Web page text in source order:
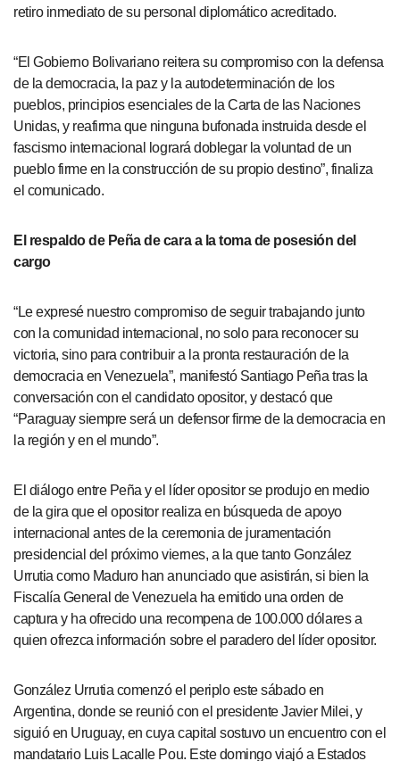
retiro inmediato de su personal diplomático acreditado.
“El Gobierno Bolivariano reitera su compromiso con la defensa
de la democracia, la paz y la autodeterminación de los
pueblos, principios esenciales de la Carta de las Naciones
Unidas, y reafirma que ninguna bufonada instruida desde el
fascismo internacional logrará doblegar la voluntad de un
pueblo firme en la construcción de su propio destino”, finaliza
el comunicado.
El respaldo de Peña de cara a la toma de posesión del
cargo
“Le expresé nuestro compromiso de seguir trabajando junto
con la comunidad internacional, no solo para reconocer su
victoria, sino para contribuir a la pronta restauración de la
democracia en Venezuela”, manifestó Santiago Peña tras la
conversación con el candidato opositor, y destacó que
“Paraguay siempre será un defensor firme de la democracia en
la región y en el mundo”.
El diálogo entre Peña y el líder opositor se produjo en medio
de la gira que el opositor realiza en búsqueda de apoyo
internacional antes de la ceremonia de juramentación
presidencial del próximo viernes, a la que tanto González
Urrutia como Maduro han anunciado que asistirán, si bien la
Fiscalía General de Venezuela ha emitido una orden de
captura y ha ofrecido una recompena de 100.000 dólares a
quien ofrezca información sobre el paradero del líder opositor.
González Urrutia comenzó el periplo este sábado en
Argentina, donde se reunió con el presidente Javier Milei, y
siguió en Uruguay, en cuya capital sostuvo un encuentro con el
mandatario Luis Lacalle Pou. Este domingo viajó a Estados